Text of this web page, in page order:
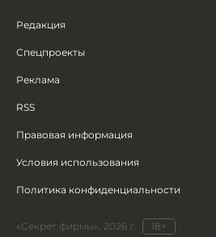
Редакция
Спецпроекты
Реклама
RSS
Правовая информация
Условия использования
Политика конфиденциальности
«Секрет фирмы», 2026 г. 18+